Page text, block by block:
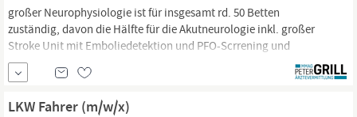
großer Neurophysiologie ist für insgesamt rd. 50 Betten
zuständig, davon die Hälfte für die Akutneurologie inkl. großer
Stroke Unit mit Emboliedetektion und PFO-Scrrening und
Frühreha inkl. Monitoring (Phase B); die andere Hälfte
Rehabilitation (Phase
LKW Fahrer (m/w/x)